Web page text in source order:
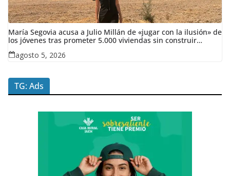
María Segovia acusa a Julio Millán de «jugar con la ilusión» de
los jóvenes tras prometer 5.000 viviendas sin construir
ninguna en siete años
agosto 5, 2026
TG: Ads